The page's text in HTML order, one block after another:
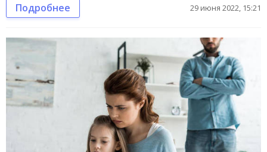
Подробнее 29 июня 2022, 15:21